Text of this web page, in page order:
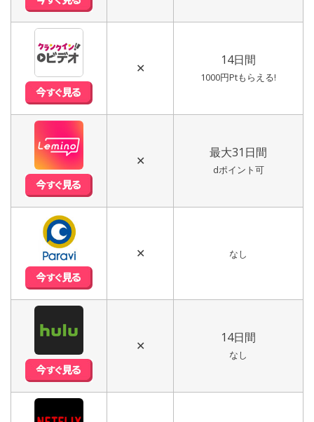
✕
14日間
1000円Ptもらえる!
✕
最大31日間
dポイント可
✕ なし
✕
14日間
なし